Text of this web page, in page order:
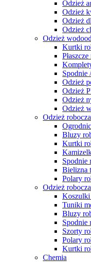
Odzież
Odzież
Odzież
Odzież
Odzież
Kurtki
Spodnie
Odzież
Odzież
Odzież
Odzież
Odzież
Bluzy
Kurtki
Spodnie
Bielizna
Polary
Odzież
Koszulki
Tuniki
Bluzy
Spodnie
Szorty
Polary
Kurtki
Chemia